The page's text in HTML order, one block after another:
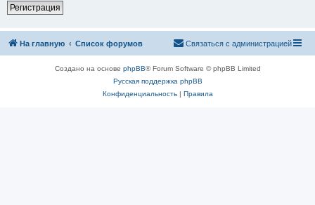
Регистрация
На главную Список форумов Связаться с администрацией
Создано на основе phpBB® Forum Software © phpBB Limited
Русская поддержка phpBB
Конфиденциальность| Правила